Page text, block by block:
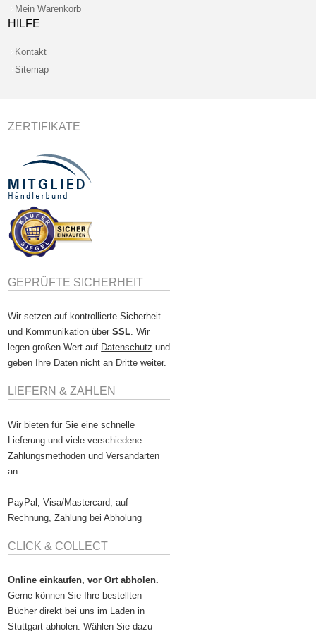
Mein Warenkorb
HILFE
Kontakt
Sitemap
ZERTIFIKATE
GEPRÜFTE SICHERHEIT
Wir setzen auf kontrollierte Sicherheit
und Kommunikation überSSL. Wir
legen großen Wert auf Datenschutz und
geben Ihre Daten nicht an Dritte weiter.
LIEFERN & ZAHLEN
Wir bieten für Sie eine schnelle
Lieferung und viele verschiedene
Zahlungsmethoden und Versandarten
an.
PayPal, Visa/Mastercard, auf
Rechnung, Zahlung bei Abholung
CLICK & COLLECT
Online einkaufen, vor Ort abholen.
Gerne können Sie Ihre bestellten
Bücher direkt bei uns im Laden in
Stuttgart abholen. Wählen Sie dazu